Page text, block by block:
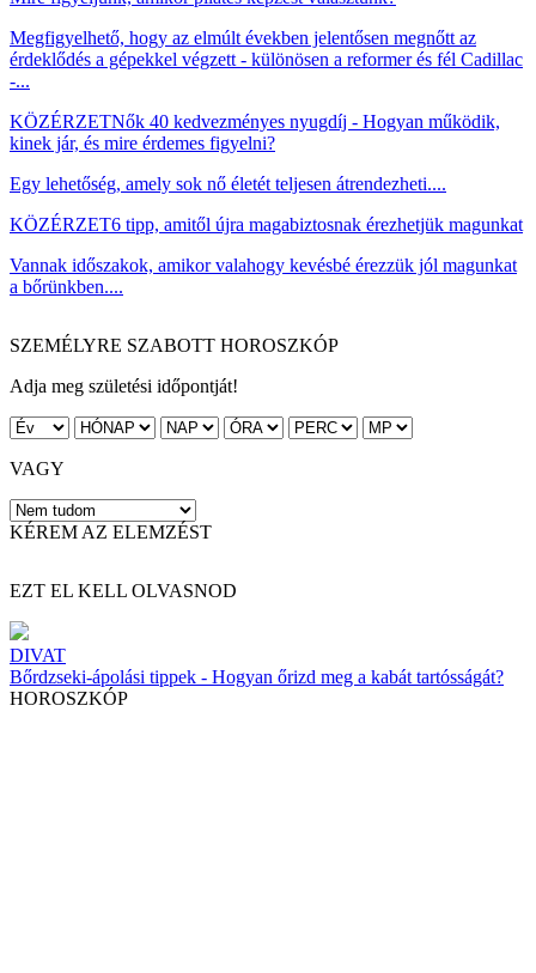
Megfigyelhető, hogy az elmúlt években jelentősen megnőtt az
érdeklődés a gépekkel végzett - különösen a reformer és fél Cadillac
-...
KÖZÉRZETNők 40 kedvezményes nyugdíj - Hogyan működik,
kinek jár, és mire érdemes figyelni?
Egy lehetőség, amely sok nő életét teljesen átrendezheti....
KÖZÉRZET6 tipp, amitől újra magabiztosnak érezhetjük magunkat
Vannak időszakok, amikor valahogy kevésbé érezzük jól magunkat
a bőrünkben....
SZEMÉLYRE SZABOTT HOROSZKÓP
Adja meg születési időpontját!
VAGY
KÉREM AZ ELEMZÉST
EZT EL KELL OLVASNOD
DIVAT
Bőrdzseki-ápolási tippek - Hogyan őrizd meg a kabát tartósságát?
HOROSZKÓP